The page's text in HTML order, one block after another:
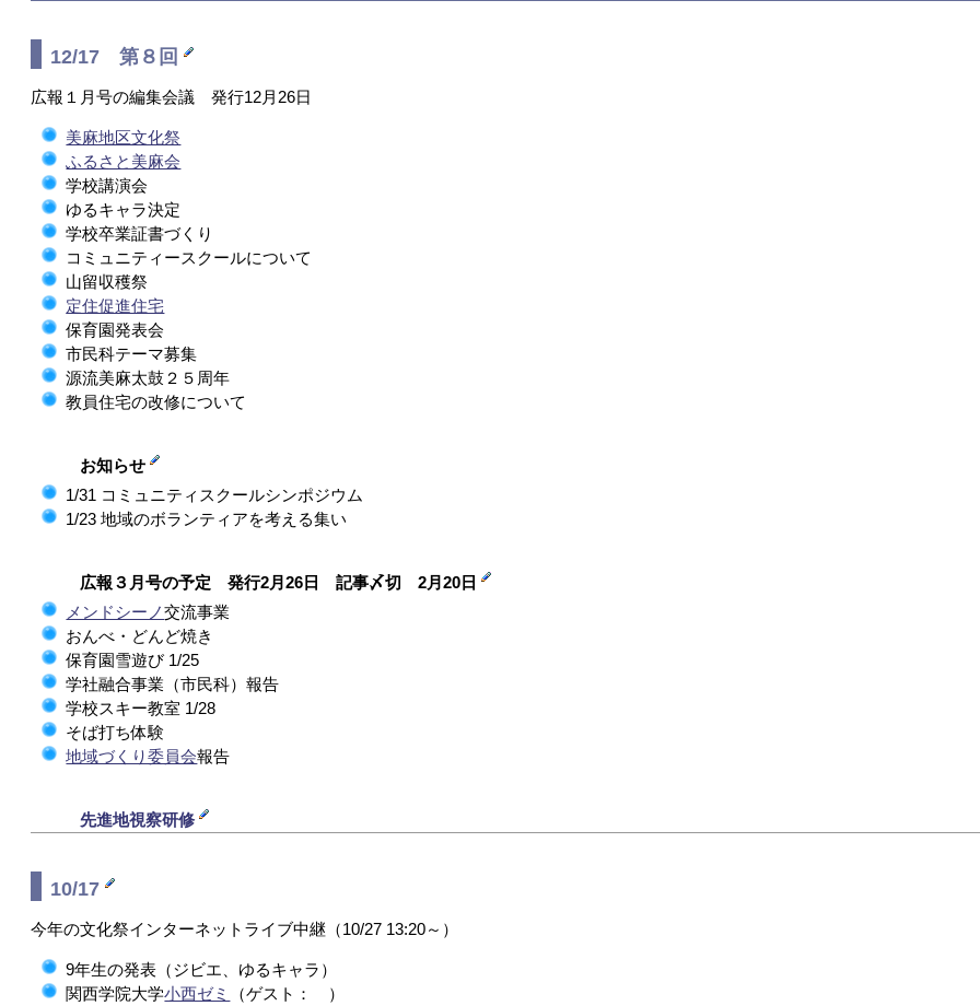
12/17 第８回
広報１月号の編集会議 発行12月26日
美麻地区文化祭
ふるさと美麻会
学校講演会
ゆるキャラ決定
学校卒業証書づくり
コミュニティースクールについて
山留収穫祭
定住促進住宅
保育園発表会
市民科テーマ募集
源流美麻太鼓２５周年
教員住宅の改修について
お知らせ
1/31 コミュニティスクールシンポジウム
1/23 地域のボランティアを考える集い
広報３月号の予定 発行2月26日 記事〆切 2月20日
メンドシーノ交流事業
おんべ・どんど焼き
保育園雪遊び 1/25
学社融合事業（市民科）報告
学校スキー教室 1/28
そば打ち体験
地域づくり委員会報告
先進地視察研修
10/17
今年の文化祭インターネットライブ中継（10/27 13:20～）
9年生の発表（ジビエ、ゆるキャラ）
関西学院大学小西ゼミ
（ゲスト： ）